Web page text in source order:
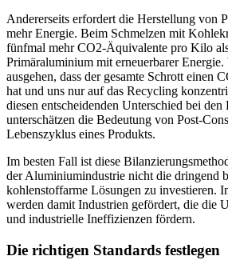
Andererseits erfordert die Herstellung von
mehr Energie. Beim Schmelzen mit
fünfmal mehr CO2-Äquivalente pro Kilo
Primäraluminium mit erneuerbarer
ausgehen, dass der gesamte Schrott einen
hat und uns nur auf das Recycling
diesen entscheidenden Unterschied bei den
unterschätzen die Bedeutung von Post-
Lebenszyklus eines Produkts.
Im besten Fall ist diese
der Aluminiumindustrie nicht die dringend
kohlenstoffarme Lösungen zu investieren.
werden damit Industrien gefördert, die die
und industrielle Ineffizienzen fördern.
Die richtigen Standards festlegen